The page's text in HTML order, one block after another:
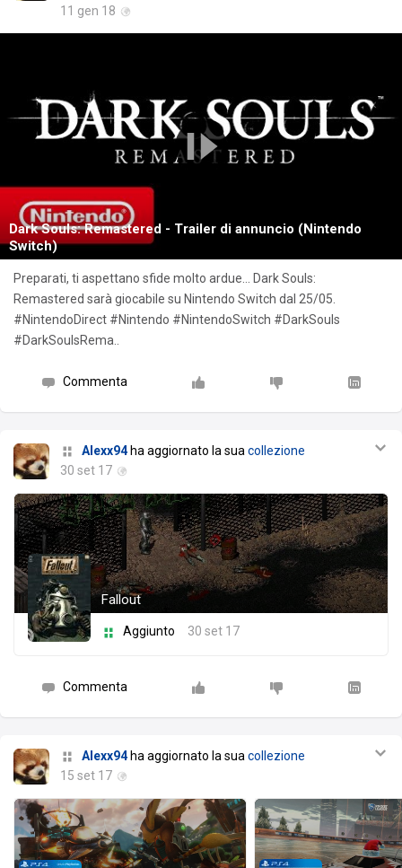
11 gen 18
Dark Souls: Remastered - Trailer di annuncio (Nintendo
Switch)
Preparati, ti aspettano sfide molto ardue... Dark Souls:
Remastered sarà giocabile su Nintendo Switch dal 25/05.
#NintendoDirect #Nintendo #NintendoSwitch #DarkSouls
#DarkSoulsRema..
Commenta
Alexx94ha aggiornato la suacollezione
30 set 17
Fallout
Aggiunto 30 set 17
Commenta
Alexx94ha aggiornato la suacollezione
15 set 17